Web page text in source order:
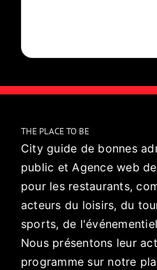
THE PLACE TO BE
City guide de bonnes
public et Agence web
pour les restaurants,
acteurs du loisirs, du
sports, de
Nous présentons leur
programme sur notre